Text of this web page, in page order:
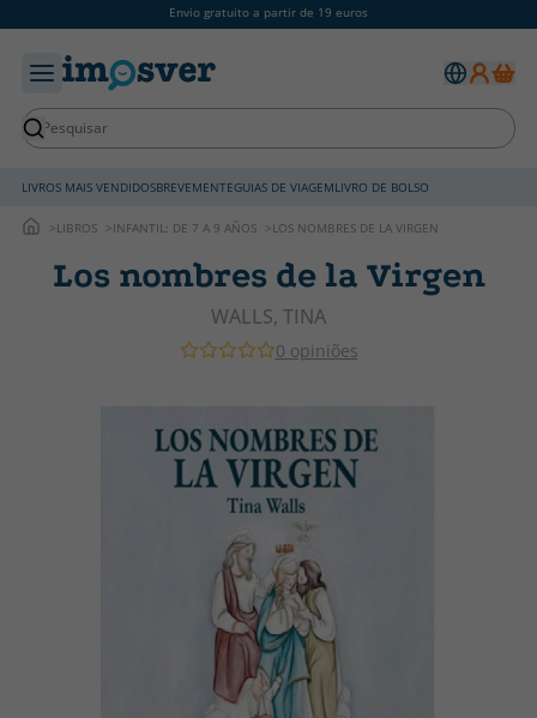
Envio gratuito a partir de 19 euros
LIVROS MAIS VENDIDOSBREVEMENTEGUIAS DE VIAGEMLIVRO DE BOLSO
LIBROS INFANTIL: DE 7 A 9 AÑOS LOS NOMBRES DE LA VIRGEN
Los nombres de la Virgen
WALLS, TINA
0 opiniões